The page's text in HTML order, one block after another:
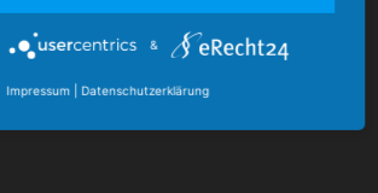
&
Impressum Datenschutzerklärung